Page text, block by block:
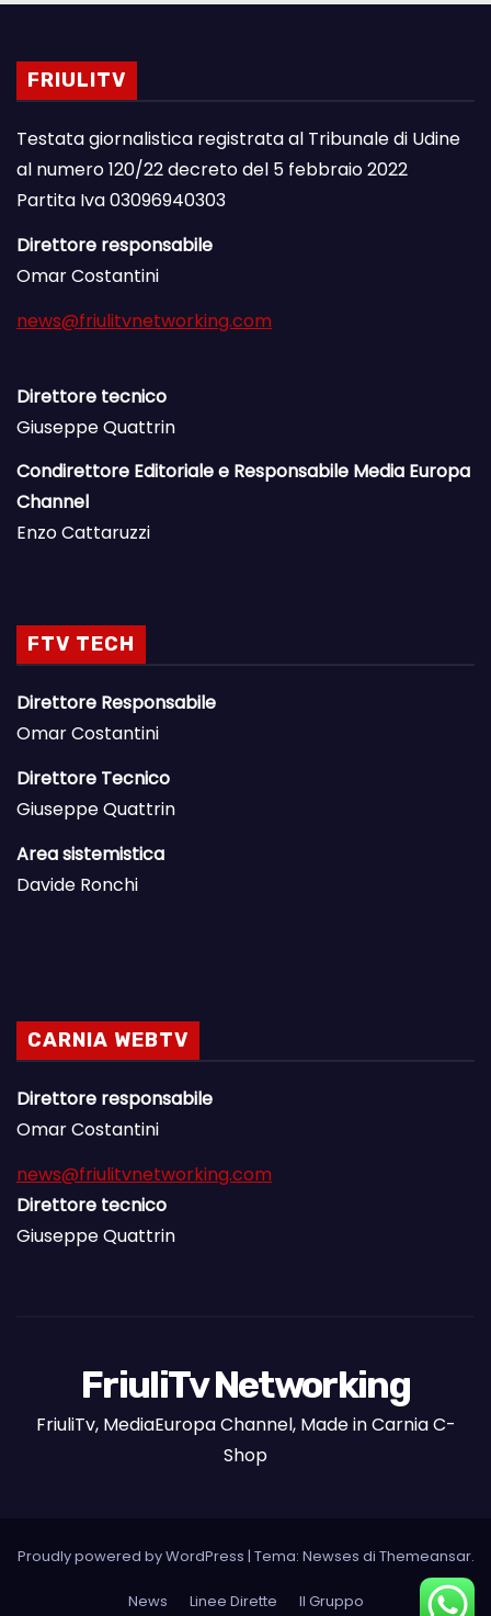
FRIULITV
Testata giornalistica registrata al Tribunale di Udine
al numero 120/22 decreto del 5 febbraio 2022
Partita Iva 03096940303
Direttore responsabile
Omar Costantini
news@friulitvnetworking.com
Direttore tecnico
Giuseppe Quattrin
Condirettore Editoriale e Responsabile Media Europa
Channel
Enzo Cattaruzzi
FTV TECH
Direttore Responsabile
Omar Costantini
Direttore Tecnico
Giuseppe Quattrin
Area sistemistica
Davide Ronchi
CARNIA WEBTV
Direttore responsabile
Omar Costantini
news@friulitvnetworking.com
Direttore tecnico
Giuseppe Quattrin
FriuliTv Networking
FriuliTv, MediaEuropa Channel, Made in Carnia C-
Shop
Proudly powered by WordPress | Tema: Newses di Themeansar.
News Linee Dirette Il Gruppo